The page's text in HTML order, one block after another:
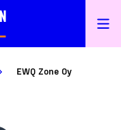
EWQ Zone Oy